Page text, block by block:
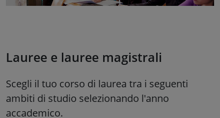
Lauree e lauree magistrali
Scegli il tuo corso di laurea tra i seguenti
ambiti di studio selezionando l'anno
accademico.